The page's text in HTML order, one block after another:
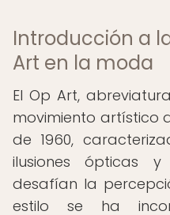
Introducción a
Art en la moda
El Op Art,
movimiento artístico
de 1960,
ilusiones ópticas
desafían la
estilo se ha